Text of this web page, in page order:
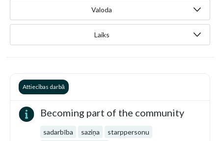
Valoda
Laiks
Becoming part of the community
sadarbība saziņa
starppersonu
Attiecības darbā